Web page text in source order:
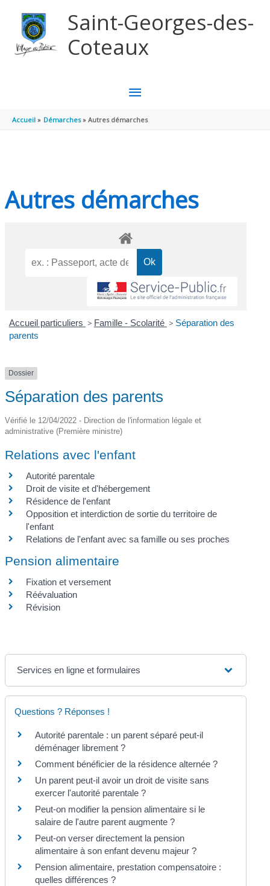
Saint-Georges-des-
Coteaux
MENU
PRINCIPAL
Accueil Démarches Autres démarches
Autres démarches
Accueil particuliers > Famille - Scolarité > Séparation des
parents
Dossier
Séparation des parents
Vérifié le 12/04/2022 - Direction de l'information légale et
administrative (Première ministre)
Relations avec l'enfant
Autorité parentale
Droit de visite et d'hébergement
Résidence de l'enfant
Opposition et interdiction de sortie du territoire de
l'enfant
Relations de l'enfant avec sa famille ou ses proches
Pension alimentaire
Fixation et versement
Réévaluation
Révision
Services en ligne et formulaires
Questions ? Réponses !
Autorité parentale : un parent séparé peut-il
déménager librement ?
Comment bénéficier de la résidence alternée ?
Un parent peut-il avoir un droit de visite sans
exercer l'autorité parentale ?
Peut-on modifier la pension alimentaire si le
salaire de l'autre parent augmente ?
Peut-on verser directement la pension
alimentaire à son enfant devenu majeur ?
Pension alimentaire, prestation compensatoire :
quelles différences ?